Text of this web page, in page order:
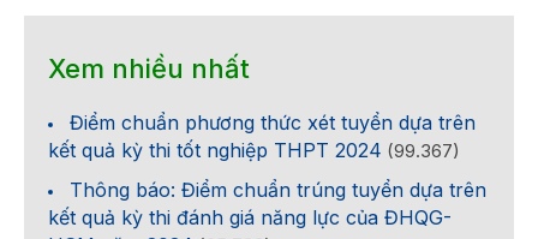
Xem nhiều nhất
Điểm chuẩn phương thức xét tuyển dựa trên
kết quả kỳ thi tốt nghiệp THPT 2024 (99.367)
Thông báo: Điểm chuẩn trúng tuyển dựa trên
kết quả kỳ thi đánh giá năng lực của ĐHQG-